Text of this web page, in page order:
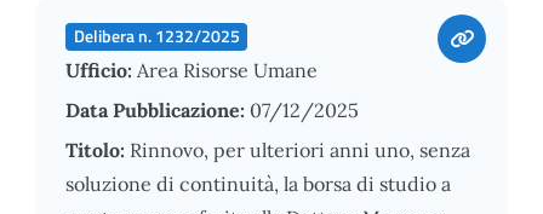
Delibera n. 1232/2025
Ufficio: Area Risorse Umane
Data Pubblicazione: 07/12/2025
Titolo: Rinnovo, per ulteriori anni uno, senza
soluzione di continuità, la borsa di studio a